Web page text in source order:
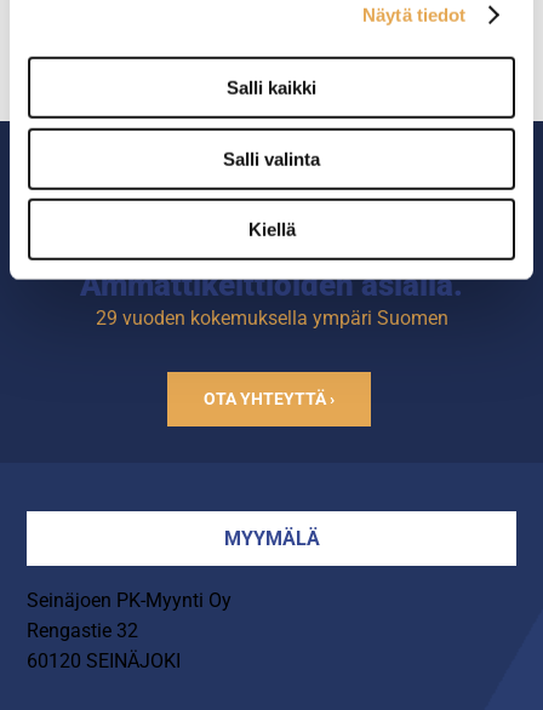
Näytä tiedot
Salli kaikki
Salli valinta
Kiellä
Ammattikeittiöiden asialla.
29 vuoden kokemuksella ympäri Suomen
OTA YHTEYTTÄ ›
MYYMÄLÄ
Seinäjoen PK-Myynti Oy
Rengastie 32
60120 SEINÄJOKI